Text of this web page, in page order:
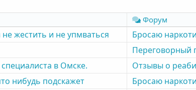
Форум
жестить и не упмваться Бросаю
Переговорный
в Омске. Отзывы о
нибудь подскажет Бросаю